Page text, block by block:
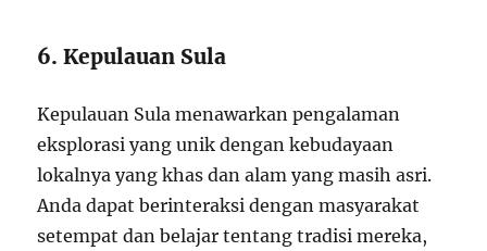
6. Kepulauan Sula
Kepulauan Sula menawarkan pengalaman
eksplorasi yang unik dengan kebudayaan
lokalnya yang khas dan alam yang masih asri.
Anda dapat berinteraksi dengan masyarakat
setempat dan belajar tentang tradisi mereka,